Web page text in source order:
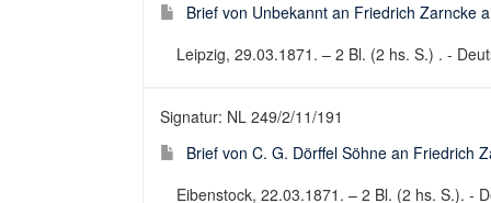
Brief von Unbekannt an Friedrich Zarncke
Leipzig, 29.03.1871. – 2 Bl. (2 hs. S.) . -
Signatur: NL 249/2/11/191
Brief von C. G. Dörffel Söhne an Friedrich
Eibenstock, 22.03.1871. – 2 Bl. (2 hs. S.). -